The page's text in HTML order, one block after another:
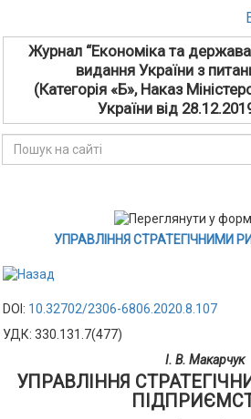
Журнал “Економіка та
видання України з
(Категорія «Б», Наказ
України від
УПРАВЛІННЯ СТРАТЕГІЧНИМИ
DOI: 10.32702/2306-6806.2020.8.107
УДК: 330.131.7(477)
І. В. Макарчук
УПРАВЛІННЯ